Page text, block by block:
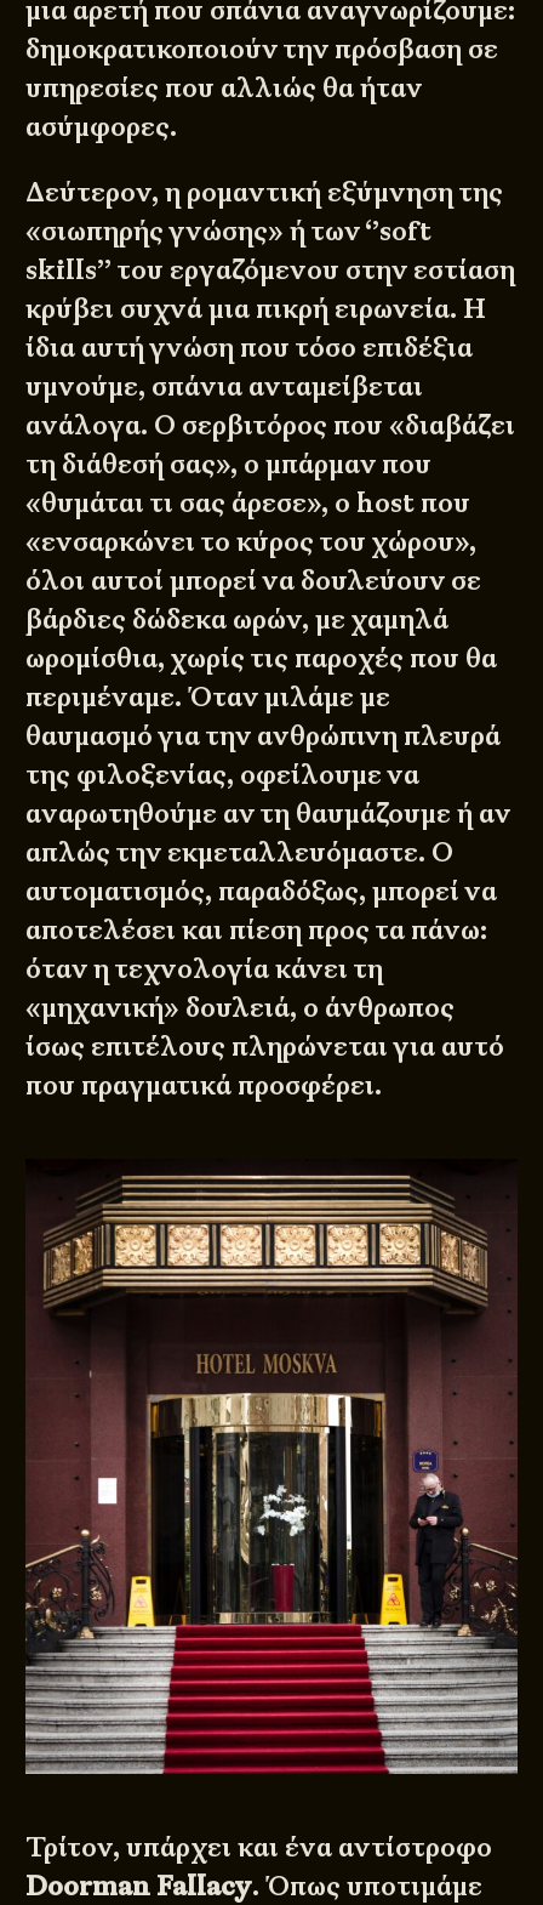
μια αρετή που σπάνια αναγνωρίζουμε:
δημοκρατικοποιούν την πρόσβαση σε
υπηρεσίες που αλλιώς θα ήταν
ασύμφορες.
Δεύτερον, η ρομαντική εξύμνηση της
«σιωπηρής γνώσης» ή των ‘’soft
skills’’ του εργαζόμενου στην εστίαση
κρύβει συχνά μια πικρή ειρωνεία. Η
ίδια αυτή γνώση που τόσο επιδέξια
υμνούμε, σπάνια ανταμείβεται
ανάλογα. Ο σερβιτόρος που «διαβάζει
τη διάθεσή σας», ο μπάρμαν που
«θυμάται τι σας άρεσε», ο host που
«ενσαρκώνει το κύρος του χώρου»,
όλοι αυτοί μπορεί να δουλεύουν σε
βάρδιες δώδεκα ωρών, με χαμηλά
ωρομίσθια, χωρίς τις παροχές που θα
περιμέναμε. Όταν μιλάμε με
θαυμασμό για την ανθρώπινη πλευρά
της φιλοξενίας, οφείλουμε να
αναρωτηθούμε αν τη θαυμάζουμε ή αν
απλώς την εκμεταλλευόμαστε. Ο
αυτοματισμός, παραδόξως, μπορεί να
αποτελέσει και πίεση προς τα πάνω:
όταν η τεχνολογία κάνει τη
«μηχανική» δουλειά, ο άνθρωπος
ίσως επιτέλους πληρώνεται για αυτό
που πραγματικά προσφέρει.
Τρίτον, υπάρχει και ένα αντίστροφο
Doorman Fallacy. Όπως υποτιμάμε